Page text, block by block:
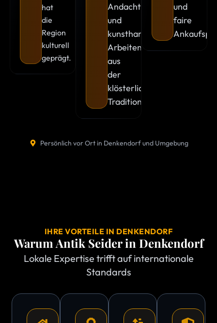
hat
die
Region
kulturell
geprägt.
Andachtsbilder
und
kunsthandwerkliche
Arbeiten
aus
der
klösterlichen
Tradition.
und
faire
Persönlich vor Ort in Denkendorf und Umgebung
IHRE VORTEILE IN DENKENDORF
Warum Antik Seider in Denkendorf
Lokale Expertise trifft auf internationale
Standards